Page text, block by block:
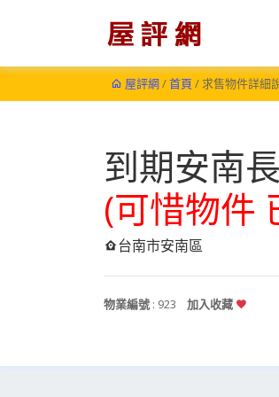
屋評網/首頁 / 求售物件詳細
到期安南
(可惜物件
台南市安南區
物業編號 : 923 加入收藏